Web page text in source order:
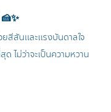
สีสันและแรงบันดาลใจ
ไม่ว่าจะเป็นความหวาน